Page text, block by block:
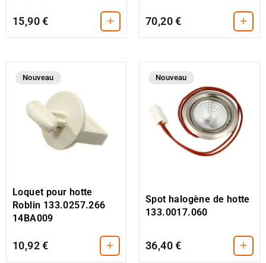
15,90 € + 70,20 € +
Nouveau
Loquet pour hotte
Roblin 133.0257.266
14BA009
10,92 € +
Nouveau
Spot halogène de hotte
133.0017.060
36,40 € +